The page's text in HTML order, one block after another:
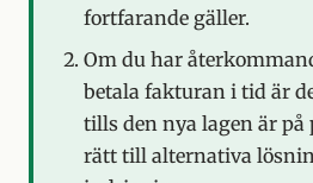
fortfarande gäller.
Om du har
betala fakturan i tid är
tills den nya lagen är på
rätt till alternativa